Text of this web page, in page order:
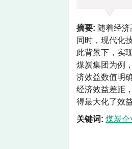
摘要: 随着经
同时，现代化
此背景下，实
煤炭集团为例
济效益数值明
经济效益差距
得最大化了效
关键词: 煤炭企